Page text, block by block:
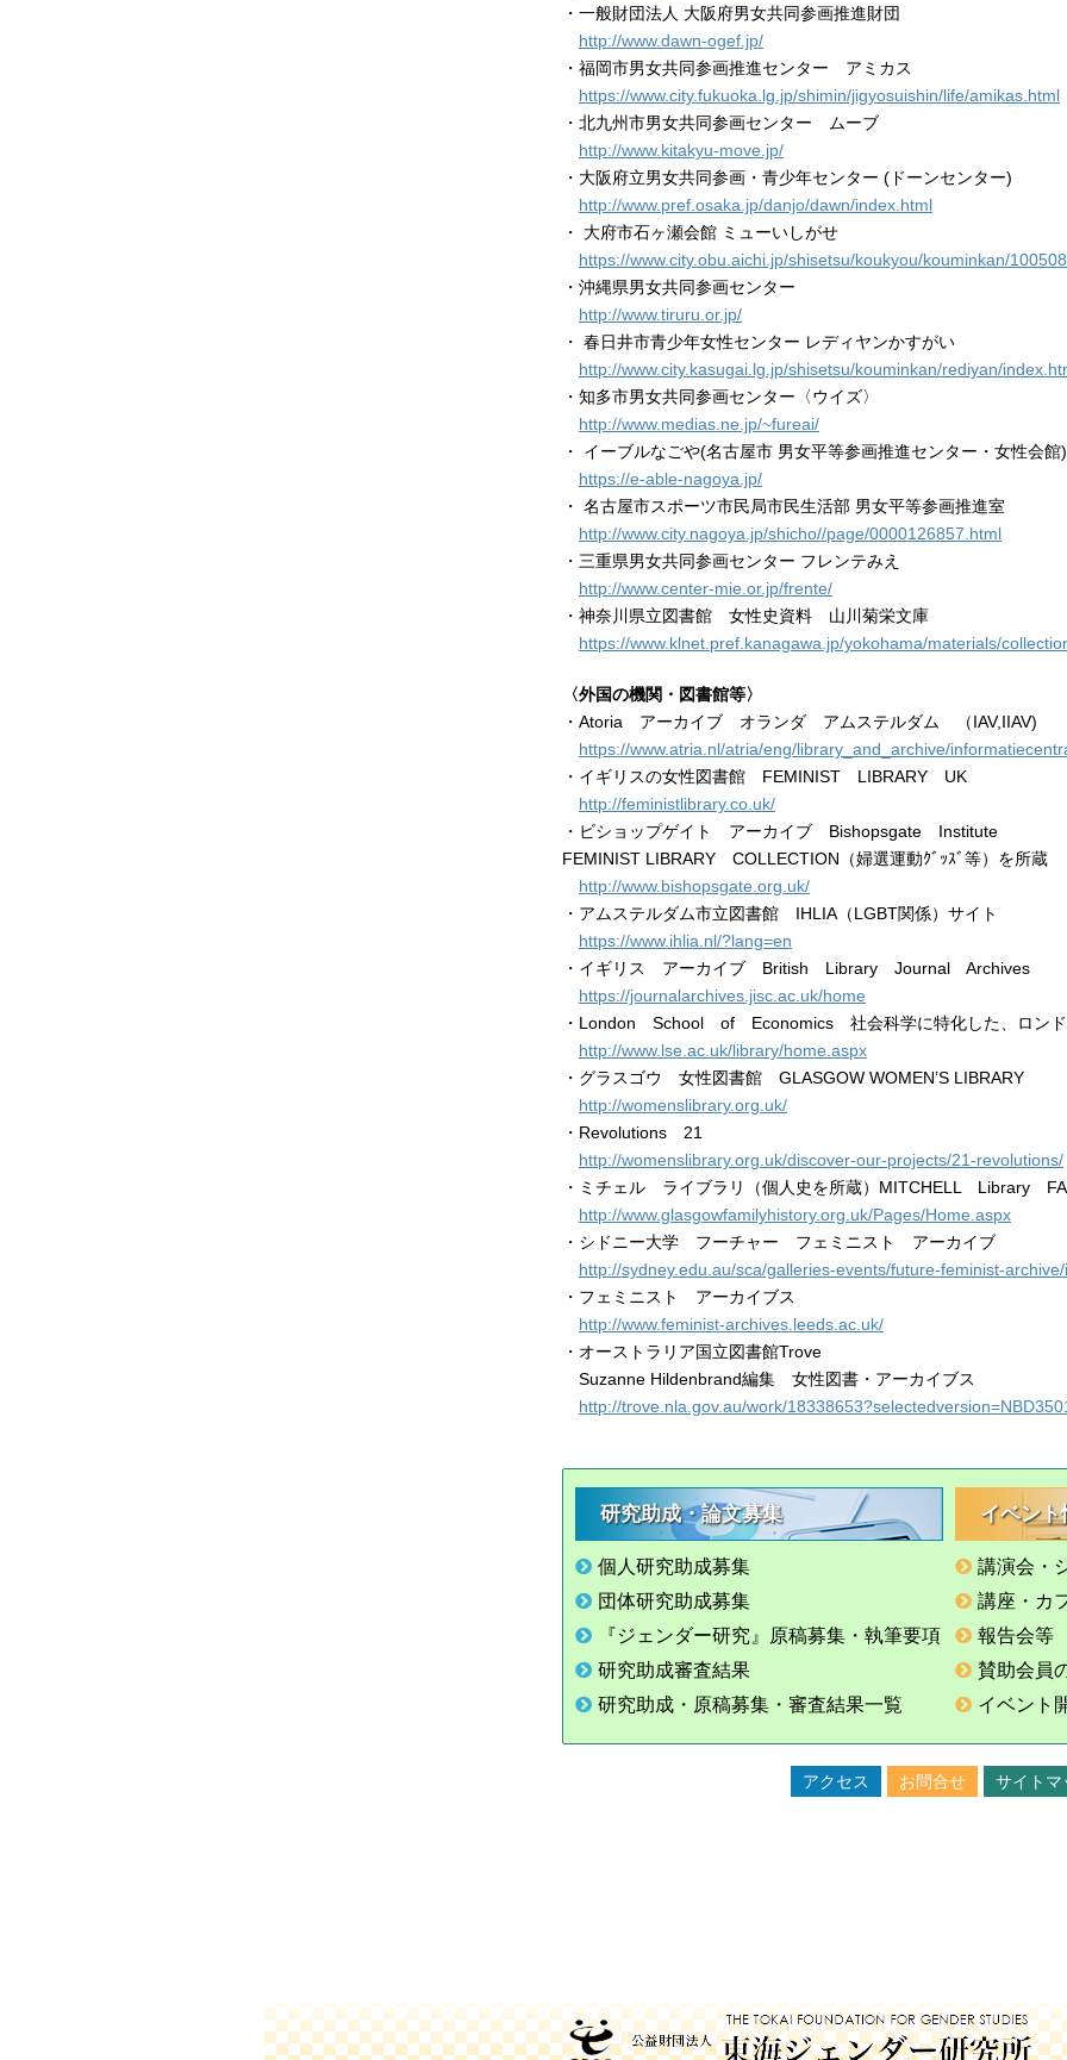
・一般財団法人 大阪府男女共同参画推進財団
http://www.dawn-ogef.jp/
・福岡市男女共同参画推進センター アミカス
https://www.city.fukuoka.lg.jp/shimin/jigyosuishin/life/amikas.html
・北九州市男女共同参画センター ムーブ
http://www.kitakyu-move.jp/
・大阪府立男女共同参画・青少年センター (ドーンセンター)
http://www.pref.osaka.jp/danjo/dawn/index.html
・ 大府市石ヶ瀬会館 ミューいしがせ
https://www.city.obu.aichi.jp/shisetsu/koukyou/kouminkan/
・沖縄県男女共同参画センター
http://www.tiruru.or.jp/
・ 春日井市青少年女性センター レディヤンかすがい
http://www.city.kasugai.lg.jp/shisetsu/kouminkan/rediyan/
・知多市男女共同参画センター〈ウイズ〉
http://www.medias.ne.jp/~fureai/
・ イーブルなごや(名古屋市 男女平等参画推進センター・女性会館)
https://e-able-nagoya.jp/
・ 名古屋市スポーツ市民局市民生活部 男女平等参画推進室
http://www.city.nagoya.jp/shicho//page/0000126857.html
・三重県男女共同参画センター フレンテみえ
http://www.center-mie.or.jp/frente/
・神奈川県立図書館 女性史資料 山川菊栄文庫
https://www.klnet.pref.kanagawa.jp/yokohama/materials/
〈外国の機関・図書館等〉
・Atoria アーカイブ オランダ アムステルダム （IAV,IIAV)
https://www.atria.nl/atria/eng/library_and_archive/
・イギリスの女性図書館 FEMINIST LIBRARY UK
http://feministlibrary.co.uk/
・ビショップゲイト アーカイブ Bishopsgate Institute
FEMINIST LIBRARY COLLECTION（婦選運動ｸﾞｯｽﾞ等）を所蔵
http://www.bishopsgate.org.uk/
・アムステルダム市立図書館 IHLIA（LGBT関係）サイト
https://www.ihlia.nl/?lang=en
・イギリス アーカイブ British Library Journal Archives
https://journalarchives.jisc.ac.uk/home
・London School of Economics 社会科学に特化した、ロンド
http://www.lse.ac.uk/library/home.aspx
・グラスゴウ 女性図書館 GLASGOW WOMEN’S LIBRARY
http://womenslibrary.org.uk/
・Revolutions 21
http://womenslibrary.org.uk/discover-our-projects/21-revolutions/
・ミチェル ライブラリ（個人史を所蔵）MITCHELL Library
http://www.glasgowfamilyhistory.org.uk/Pages/Home.aspx
・シドニー大学 フーチャー フェミニスト アーカイブ
http://sydney.edu.au/sca/galleries-events/future-feminist-
・フェミニスト アーカイブス
http://www.feminist-archives.leeds.ac.uk/
・オーストラリア国立図書館Trove
Suzanne Hildenbrand編集 女性図書・アーカイブス
http://trove.nla.gov.au/work/
研究助成・論文募集
個人研究助成募集
団体研究助成募集
『ジェンダー研究』原稿募集・執筆要項
研究助成審査結果
研究助成・原稿募集・審査結果一覧
イベント
講演会・
講座・カ
報告会等
賛助会員
イベント
アクセス お問合せ サイトマ